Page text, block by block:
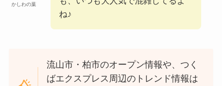
かしわの葉
ね♪
流山市・柏市のオープン情報や、つく
ばエクスプレス周辺のトレンド情報は